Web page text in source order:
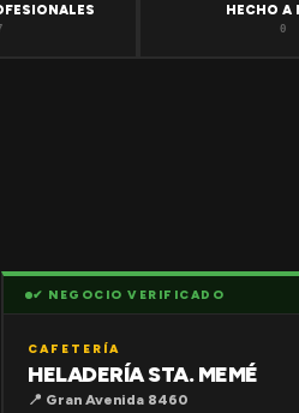
HECHO A
0
✔ NEGOCIO VERIFICADO
CAFETERÍA
HELADERÍA STA. MEMÉ
📍 Gran Avenida 8460